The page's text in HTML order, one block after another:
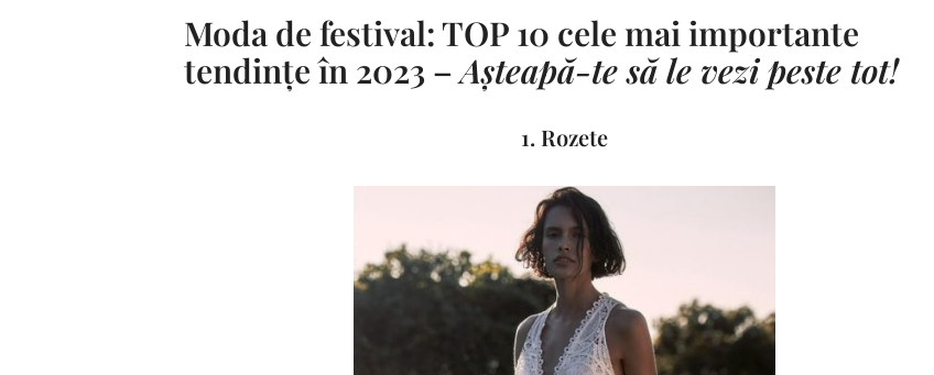
Moda de festival: TOP 10 cele mai importante
tendințe în 2023 –Așteapă-te să le vezi peste tot!
1. Rozete